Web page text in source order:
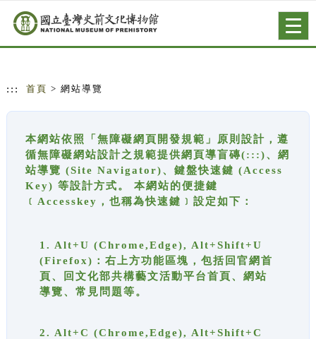
跳到主要內容
網站導覽
::: 首頁 > 網站導覽
本網站依照「無障礙網頁開發規範」原則設計，遵
循無障礙網站設計之規範提供網頁導盲磚(:::)、網
站導覽 (Site Navigator)、鍵盤快速鍵 (Access
Key) 等設計方式。 本網站的便捷鍵
﹝Accesskey，也稱為快速鍵﹞設定如下：
1. Alt+U (Chrome,Edge), Alt+Shift+U
(Firefox)：右上方功能區塊，包括回官網首
頁、回文化部共構藝文活動平台首頁、網站
導覽、常見問題等。
2. Alt+C (Chrome,Edge), Alt+Shift+C